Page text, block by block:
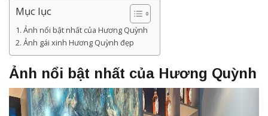
Mục lục
Ảnh nổi bật nhất của Hương Quỳnh
Ảnh gái xinh Hương Quỳnh đẹp
Ảnh nổi bật nhất của Hương Quỳnh